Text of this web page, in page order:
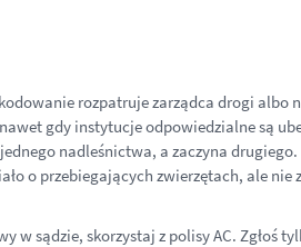
rozpatruje zarządca drogi albo
gdy instytucje odpowiedzialne są
nadleśnictwa, a zaczyna drugiego.
o przebiegających zwierzętach, ale nie
w sądzie, skorzystaj z polisy AC. Zgłoś